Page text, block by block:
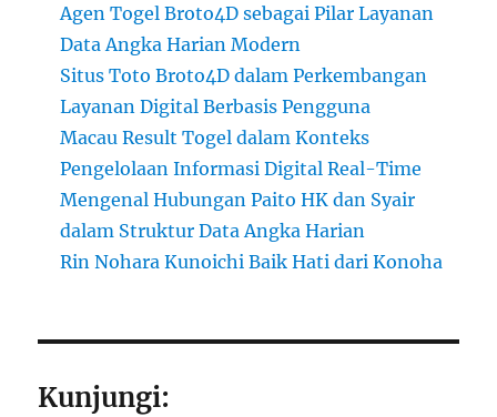
Agen Togel Broto4D sebagai Pilar Layanan
Data Angka Harian Modern
Situs Toto Broto4D dalam Perkembangan
Layanan Digital Berbasis Pengguna
Macau Result Togel dalam Konteks
Pengelolaan Informasi Digital Real-Time
Mengenal Hubungan Paito HK dan Syair
dalam Struktur Data Angka Harian
Rin Nohara Kunoichi Baik Hati dari Konoha
Kunjungi: